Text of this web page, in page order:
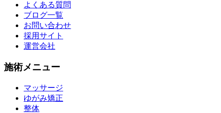
よくある質問
ブログ一覧
お問い合わせ
採用サイト
運営会社
施術メニュー
マッサージ
ゆがみ矯正
整体